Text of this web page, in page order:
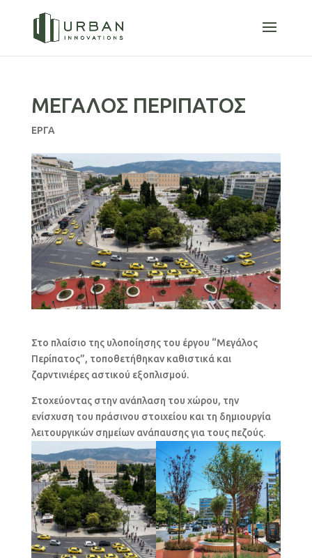
ΜΕΓΑΛΟΣ ΠΕΡΙΠΑΤΟΣ
ΕΡΓΑ
Στο πλαίσιο της υλοποίησης του έργου “Μεγάλος
Περίπατος”, τοποθετήθηκαν καθιστικά και
ζαρντινιέρες αστικού εξοπλισμού.
Στοχεύοντας στην ανάπλαση του χώρου, την
ενίσχυση του πράσινου στοιχείου και τη δημιουργία
λειτουργικών σημείων ανάπαυσης για τους πεζούς.